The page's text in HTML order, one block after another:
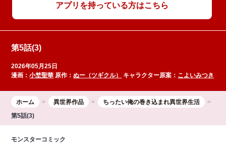
アプリを持っている方はこちら
第5話(3)
2026年05月25日
漫画：小埜聖華 原作：ぬー（ツギクル） キャラクター原案： こよいみつき
ホーム 異世界作品
ちったい俺の巻き込まれ異世界生活
第5話(3)
モンスターコミック